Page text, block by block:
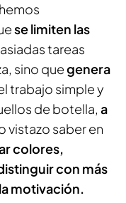
se limiten las
tareas
sino quegenera
trabajo simple y
de botella, a
vistazo saber en
colores,
con más
motivación.